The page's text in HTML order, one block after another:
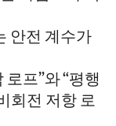
안전 계수가
프”와 “평행
회전 저항 로